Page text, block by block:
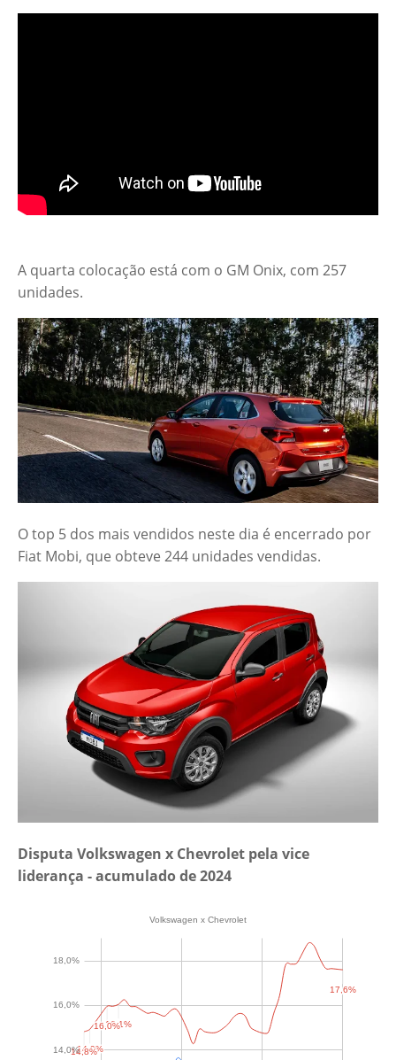
A quarta colocação está com o GM Onix, com 257
unidades.
O top 5 dos mais vendidos neste dia é encerrado por
Fiat Mobi, que obteve 244 unidades vendidas.
Disputa Volkswagen x Chevrolet pela vice
liderança - acumulado de 2024